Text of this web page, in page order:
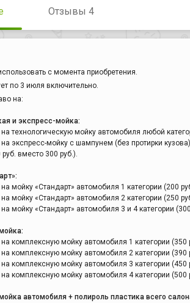
Отзывы 4
с момента приобретения.
по 3 июля включительно.
на:
и экспресс-мойка:
на технологическую мойку автомобиля любой
на экспресс-мойку с шампунем (без протирки
руб. вместо 300 руб.).
на мойку «Стандарт» автомобиля 1 категории (200
на мойку «Стандарт» автомобиля 2 категории (250
на мойку «Стандарт» автомобиля 3 и 4 категории
на комплексную мойку автомобиля 1 категории (350
на комплексную мойку автомобиля 2 категории (390
на комплексную мойку автомобиля 3 категории (450
на комплексную мойку автомобиля 4 категории (500
автомобиля + полироль пластика всего